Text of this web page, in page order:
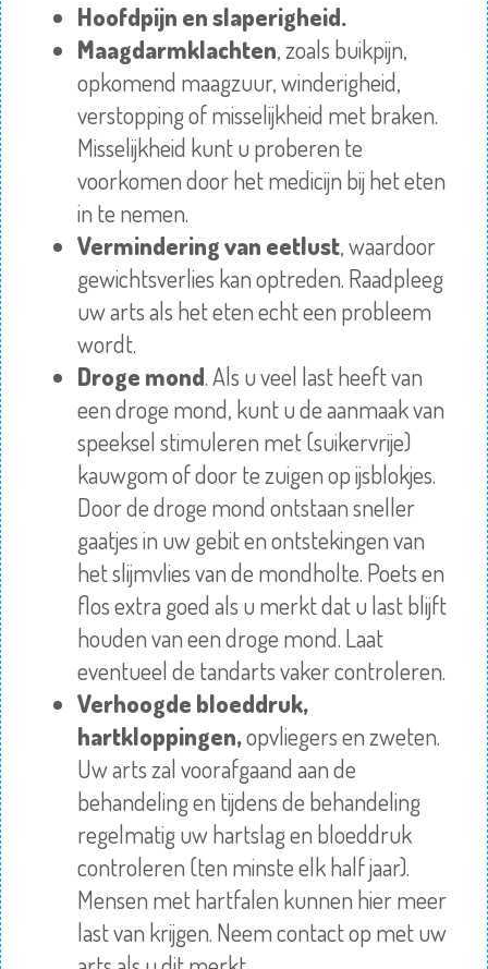
Hoofdpijn enslaperigheid.
Maagdarmklachten, zoals buikpijn,
opkomend maagzuur, winderigheid,
verstopping of misselijkheid met braken.
Misselijkheid kunt u proberen te
voorkomen door het medicijn bij het eten
in te nemen.
Vermindering van eetlust, waardoor
gewichtsverlies kan optreden. Raadpleeg
uw arts als het eten echt een probleem
wordt.
Droge mond. Als u veel last heeft van
een droge mond, kunt u de aanmaak van
speeksel stimuleren met (suikervrije)
kauwgom of door te zuigen op ijsblokjes.
Door de droge mond ontstaan sneller
gaatjes in uw gebit en ontstekingen van
het slijmvlies van de mondholte. Poets en
flos extra goed als u merkt dat u last blijft
houden van een droge mond. Laat
eventueel de tandarts vaker controleren.
Verhoogde bloeddruk,
hartkloppingen,opvliegers en zweten.
Uw arts zal voorafgaand aan de
behandeling en tijdens de behandeling
regelmatig uw hartslag en bloeddruk
controleren (ten minste elk half jaar).
Mensen met hartfalen kunnen hier meer
last van krijgen. Neem contact op met uw